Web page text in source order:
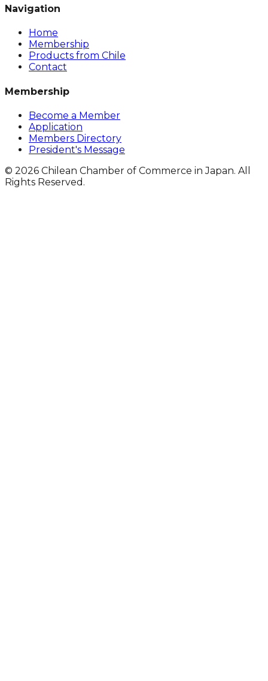
Navigation
Home
Membership
Products from Chile
Contact
Membership
Become a Member
Application
Members Directory
President's Message
© 2026 Chilean Chamber of Commerce in Japan. All
Rights Reserved.